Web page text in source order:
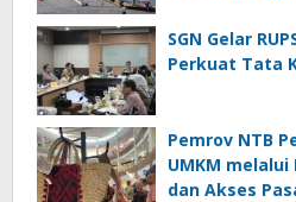
SGN Gelar
Perkuat Tata
Pemrov NTB
UMKM
dan Akses